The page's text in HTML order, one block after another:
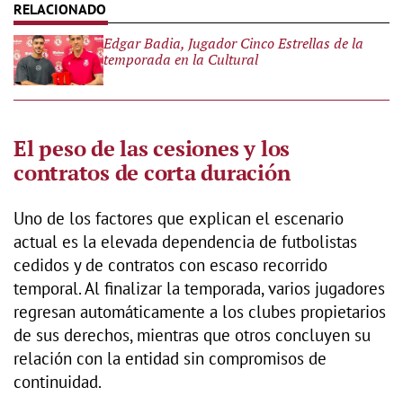
Edgar Badia, Jugador Cinco Estrellas de la
temporada en la Cultural
El peso de las cesiones y los
contratos de corta duración
Uno de los factores que explican el escenario
actual es la elevada dependencia de futbolistas
cedidos y de contratos con escaso recorrido
temporal. Al finalizar la temporada, varios jugadores
regresan automáticamente a los clubes propietarios
de sus derechos, mientras que otros concluyen su
relación con la entidad sin compromisos de
continuidad.